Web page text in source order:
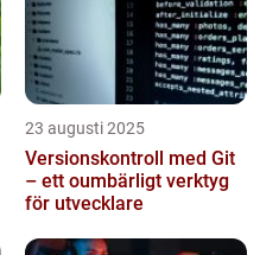
23 augusti 2025
Versionskontroll med Git
– ett oumbärligt verktyg
för utvecklare